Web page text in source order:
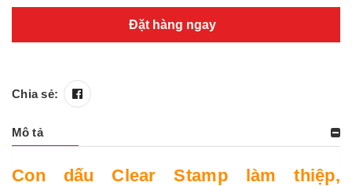
Đặt hàng ngay
Chia sẻ:
Mô tả
Con dấu Clear Stamp làm thiệp,